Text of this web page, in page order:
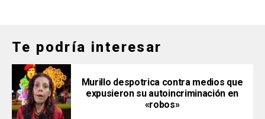
Te podría interesar
Murillo despotrica contra medios que
expusieron su autoincriminación en
«robos»